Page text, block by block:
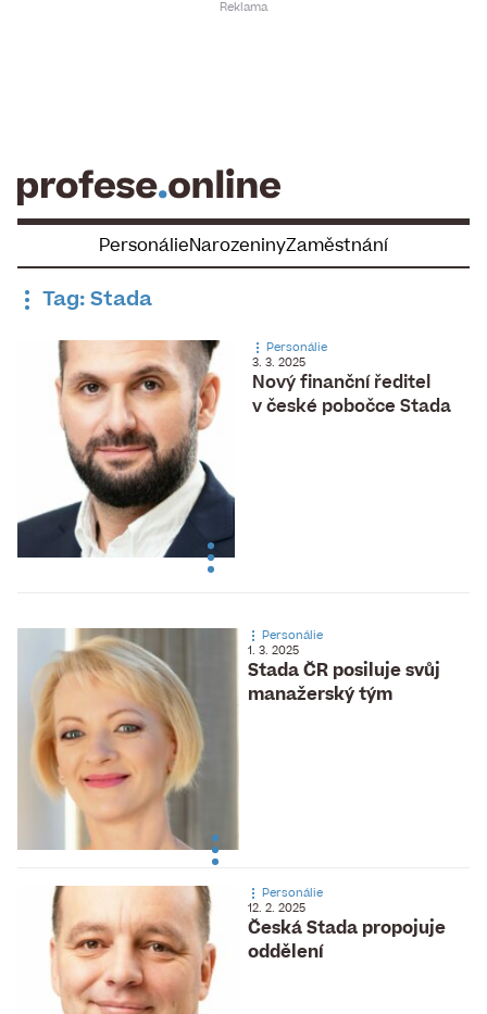
PersonálieNarozeninyZaměstnání
Tag: Stada
Nový finanční ředitel
v české pobočce Stada
Personálie
3. 3. 2025
Stada ČR posiluje svůj
manažerský tým
Personálie
1. 3. 2025
Česká Stada propojuje
oddělení
Personálie
12. 2. 2025